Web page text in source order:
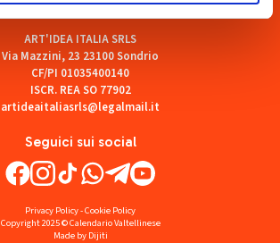
Seguici sui social
ART'IDEA ITALIA SRLS
Via Mazzini, 23 23100 Sondrio
CF/PI 01035400140
ISCR. REA SO 77902
artideaitaliasrls@legalmail.it
Privacy Policy-Cookie Policy
Copyright 2025 © Calendario Valtellinese
Made by Dijiti